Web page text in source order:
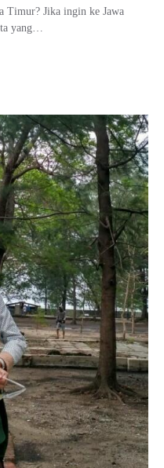
Timur? Jika ingin ke Jawa
yang…